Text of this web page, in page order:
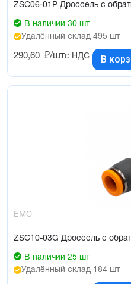
ZSC06-01P Дроссель с
В наличии 30 шт
Удалённый склад 495 шт
290,60 ₽/штс НДС В
EMC
ZSC10-03G Дроссель с
В наличии 25 шт
Удалённый склад 184 шт